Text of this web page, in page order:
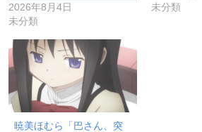
2026年8月4日
未分類
未分類
暁美ほむら「巴さん、突